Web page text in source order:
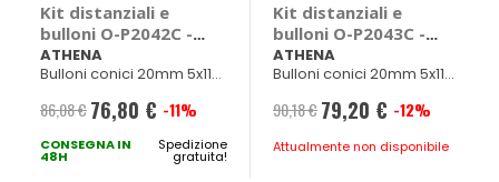
Kit distanziali e
bulloni O-P2042C -
ATHENA
ATHENA
Bulloni conici 20mm 5x110
86,08 € Prezzo
speciale
76,80 € -11%
CONSEGNA IN
48H
Spedizione
gratuita!
Kit distanziali e
bulloni O-P2043C -
ATHENA
ATHENA
Bulloni conici 20mm 5x112
90,18 € Prezzo
speciale
79,20 € -12%
Attualmente non disponibile